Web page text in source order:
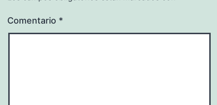
Comentario *